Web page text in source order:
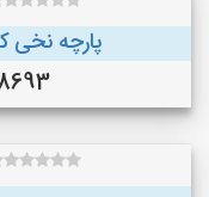
پارچه نخی